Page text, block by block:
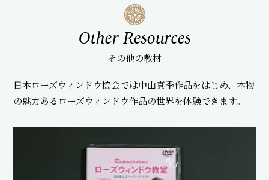
Other Resources
その他の教材
日本ローズウィンドウ協会では中山真季作品をはじめ、本物
の魅力あるローズウィンドウ作品の世界を体験できます。